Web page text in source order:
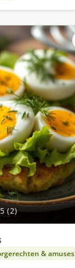
(2)
& amuses